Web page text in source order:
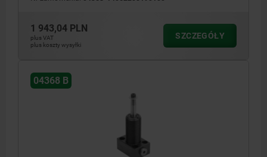
1 943,04 PLN
plus VAT
plus koszty wysyłki
SZCZEGÓŁY
04368 B